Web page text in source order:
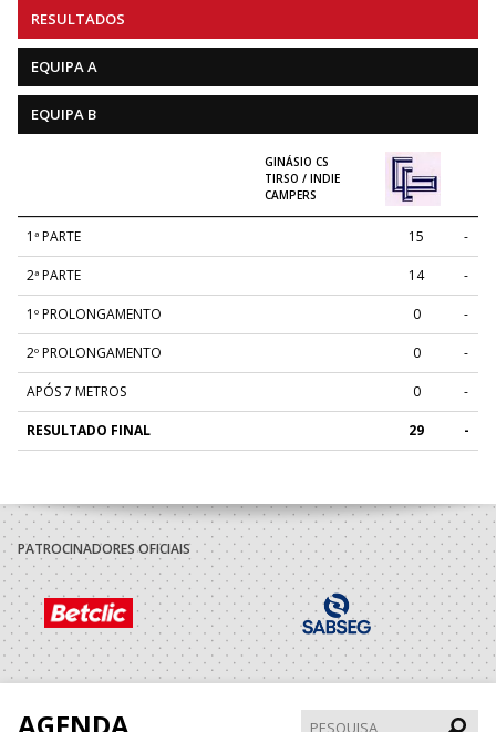
RESULTADOS
EQUIPA A
EQUIPA B
GINÁSIO CS
TIRSO / INDIE
CAMPERS
1ª PARTE 15 -
2ª PARTE 14 -
1º PROLONGAMENTO 0 -
2º PROLONGAMENTO 0 -
APÓS 7 METROS 0 -
RESULTADO FINAL 29 -
PATROCINADORES OFICIAIS
AGENDA